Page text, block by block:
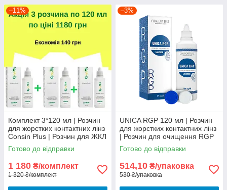
–11%
Комплект 3*120 мл | Розчин
для жорстких контактних лінз
Consin Plus | Розчин для ЖКЛ
| Розчин для Нічних лінз
Готово до відправки
1 180 ₴/комплект
1 320 ₴/комплект
–3%
UNICA RGP 120 мл | Розчин
для жорстких контактних лінз
| Розчин для очищення RGP
лінз
Готово до відправки
514,10 ₴/упаковка
530 ₴/упаковка